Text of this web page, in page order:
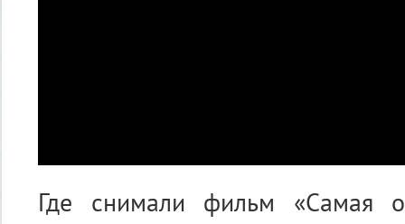
Где снимали фильм «Самая